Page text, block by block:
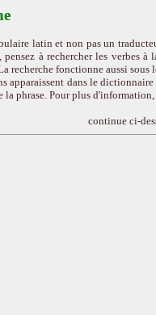
latin et non pas un
à rechercher les verbes
fonctionne aussi sous
apparaissent dans le
phrase. Pour plus
continue ci-